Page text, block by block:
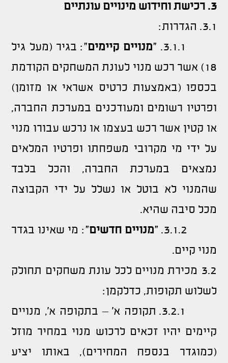
3. רכישת וחידוש מינויים עונתיים
3.1. הגדרות:
מנויים קיימים": בגיר (מעל גיל
18) אשר רכש מנוי לעונת המשחקים הקודמת
בכספו (באמצעות כרטיס אשראי או מזומן)
ופרטיו רשומים ומעודכנים במערכת החברה,
או קטין אשר רכש בעצמו או נרכש עבורו מנוי
על ידי מי מקרובי משפחתו ופרטיו המלאים
נמצאים במערכת החברה, והכל בלבד
שהמנוי לא בוטל או נשלל על ידי הקבוצה
מכל סיבה שהיא.
מנויים חדשים": מי שאינו בגדר
מנוי קיים.
3.2 מכירת מנויים לכל עונת משחקים תחולק
לשלוש תקופות, כדלקמן:
3.2.1. תקופה א' – בתקופה א', מנויים
קיימים יהיו זכאים לרכוש מנוי במחיר מוזל
(כמוגדר בנספח המחירים), באותו יציע